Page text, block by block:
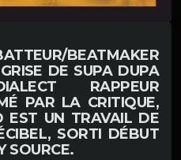
BEATMAKER
DE SUPA DUPA
RAPPEUR
PAR LA CRITIQUE,
EST UN TRAVAIL DE
SORTI DÉBUT
SOURCE.